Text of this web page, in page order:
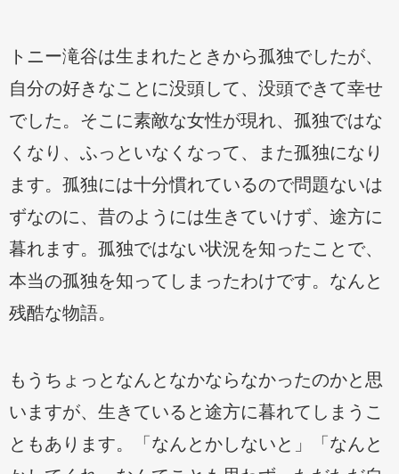
トニー滝谷は生まれたときから孤独でしたが、
自分の好きなことに没頭して、没頭できて幸せ
でした。そこに素敵な女性が現れ、孤独ではな
くなり、ふっといなくなって、また孤独になり
ます。孤独には十分慣れているので問題ないは
ずなのに、昔のようには生きていけず、途方に
暮れます。孤独ではない状況を知ったことで、
本当の孤独を知ってしまったわけです。なんと
残酷な物語。
もうちょっとなんとなかならなかったのかと思
いますが、生きていると途方に暮れてしまうこ
ともあります。「なんとかしないと」「なんと